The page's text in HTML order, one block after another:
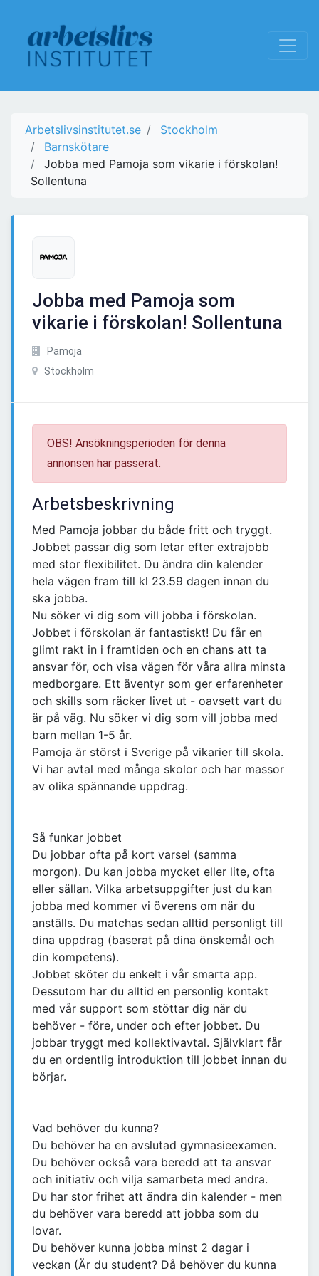
Arbetslivsinstitutet.se
Stockholm
Barnskötare
Jobba med Pamoja som vikarie i förskolan!
Sollentuna
Jobba med Pamoja som
vikarie i förskolan! Sollentuna
Pamoja
Stockholm
OBS! Ansökningsperioden för denna
annonsen har passerat.
Arbetsbeskrivning
Med Pamoja jobbar du både fritt och tryggt.
Jobbet passar dig som letar efter extrajobb
med stor flexibilitet. Du ändra din kalender
hela vägen fram till kl 23.59 dagen innan du
ska jobba.
Nu söker vi dig som vill jobba i förskolan.
Jobbet i förskolan är fantastiskt! Du får en
glimt rakt in i framtiden och en chans att ta
ansvar för, och visa vägen för våra allra minsta
medborgare. Ett äventyr som ger erfarenheter
och skills som räcker livet ut - oavsett vart du
är på väg. Nu söker vi dig som vill jobba med
barn mellan 1-5 år.
Pamoja är störst i Sverige på vikarier till skola.
Vi har avtal med många skolor och har massor
av olika spännande uppdrag.
Så funkar jobbet
Du jobbar ofta på kort varsel (samma
morgon). Du kan jobba mycket eller lite, ofta
eller sällan. Vilka arbetsuppgifter just du kan
jobba med kommer vi överens om när du
anställs. Du matchas sedan alltid personligt till
dina uppdrag (baserat på dina önskemål och
din kompetens).
Jobbet sköter du enkelt i vår smarta app.
Dessutom har du alltid en personlig kontakt
med vår support som stöttar dig när du
behöver - före, under och efter jobbet. Du
jobbar tryggt med kollektivavtal. Självklart får
du en ordentlig introduktion till jobbet innan du
börjar.
Vad behöver du kunna?
Du behöver ha en avslutad gymnasieexamen.
Du behöver också vara beredd att ta ansvar
och initiativ och vilja samarbeta med andra.
Du har stor frihet att ändra din kalender - men
du behöver vara beredd att jobba som du
lovar.
Du behöver kunna jobba minst 2 dagar i
veckan (Är du student? Då behöver du kunna